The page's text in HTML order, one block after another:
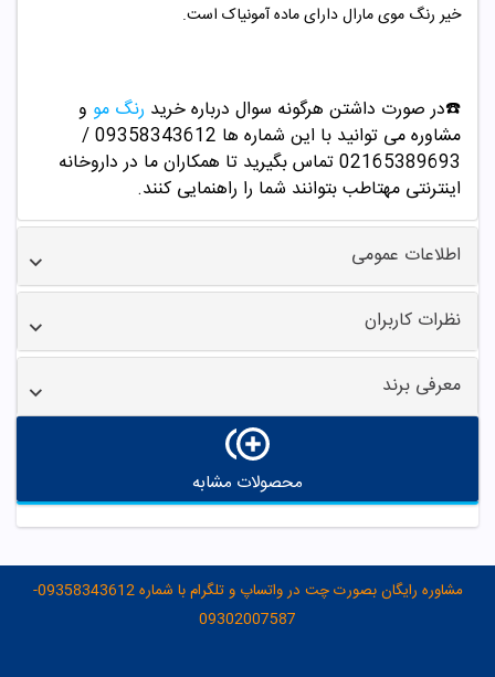
خیر رنگ موی مارال دارای ماده آمونیاک است.
☎️در صورت داشتن هرگونه سوال درباره خرید رنگ مو و
مشاوره می توانید با این شماره ها 09358343612 /
02165389693تماس بگیرید تا همکاران ما در داروخانه
اینترنتی مهتاطب بتوانند شما را راهنمایی کنند.
اطلاعات عمومی
نظرات کاربران
معرفی برند
محصولات مشابه
مشاوره رایگان بصورت چت در واتساپ و تلگرام با شماره 09358343612-
09302007587